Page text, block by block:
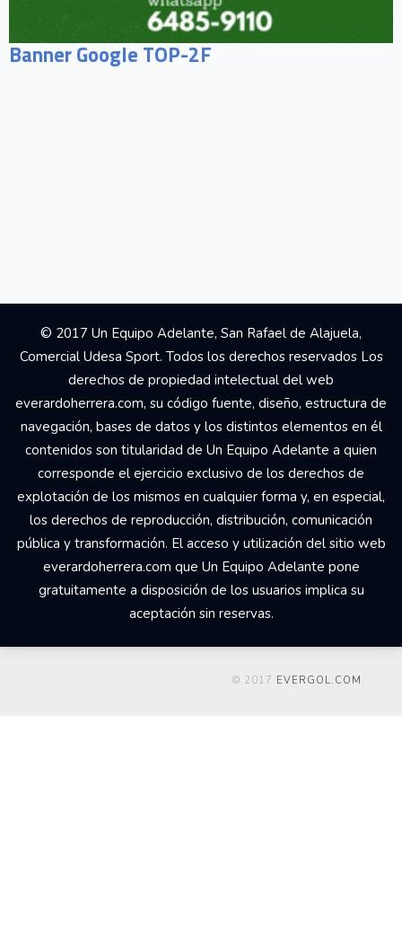
Banner Google TOP-2F
© 2017 Un Equipo Adelante, San Rafael de Alajuela,
Comercial Udesa Sport. Todos los derechos reservados Los
derechos de propiedad intelectual del web
everardoherrera.com, su código fuente, diseño, estructura de
navegación, bases de datos y los distintos elementos en él
contenidos son titularidad de Un Equipo Adelante a quien
corresponde el ejercicio exclusivo de los derechos de
explotación de los mismos en cualquier forma y, en especial,
los derechos de reproducción, distribución, comunicación
pública y transformación. El acceso y utilización del sitio web
everardoherrera.com que Un Equipo Adelante pone
gratuitamente a disposición de los usuarios implica su
aceptación sin reservas.
© 2017 EVERGOL.COM